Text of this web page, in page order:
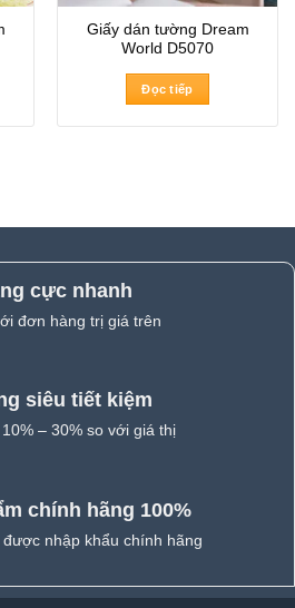
Giấy dán tường Dream
World D5070
Đọc tiếp
cực nhanh
đơn hàng trị giá trên
siêu tiết kiệm
– 30% so với giá thị
chính hãng 100%
được nhập khẩu chính hãng